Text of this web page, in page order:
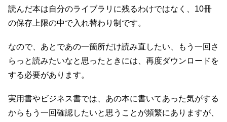
読んだ本は自分のライブラリに残るわけではなく、10冊
の保存上限の中で入れ替わり制です。
なので、あとであの一箇所だけ読み直したい、もう一回さ
らっと読みたいなと思ったときには、再度ダウンロードを
する必要があります。
実用書やビジネス書では、あの本に書いてあった気がする
からもう一回確認したいと思うことが頻繁にありますが、